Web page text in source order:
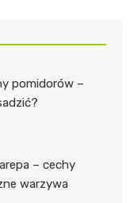
pomidorów –
– cechy
warzywa